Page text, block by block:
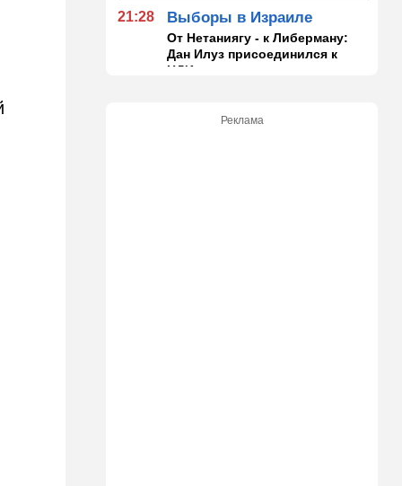
21:28 Выборы в Израиле
От Нетаниягу - к Либерману:
Дан Илуз присоединился к
НДИ
Грузия во тьме: столица
Реклама